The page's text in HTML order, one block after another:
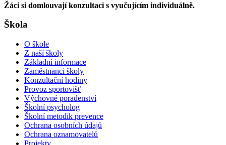
Žáci si domlouvají konzultaci s vyučujícím individuálně.
Škola
O škole
Z naší školy
Základní informace
Zaměstnanci školy
Konzultační hodiny
Provoz sportovišť
Výchovné poradenství
Školní psycholog
Školní metodik prevence
Ochrana osobních údajů
Ochrana oznamovatelů